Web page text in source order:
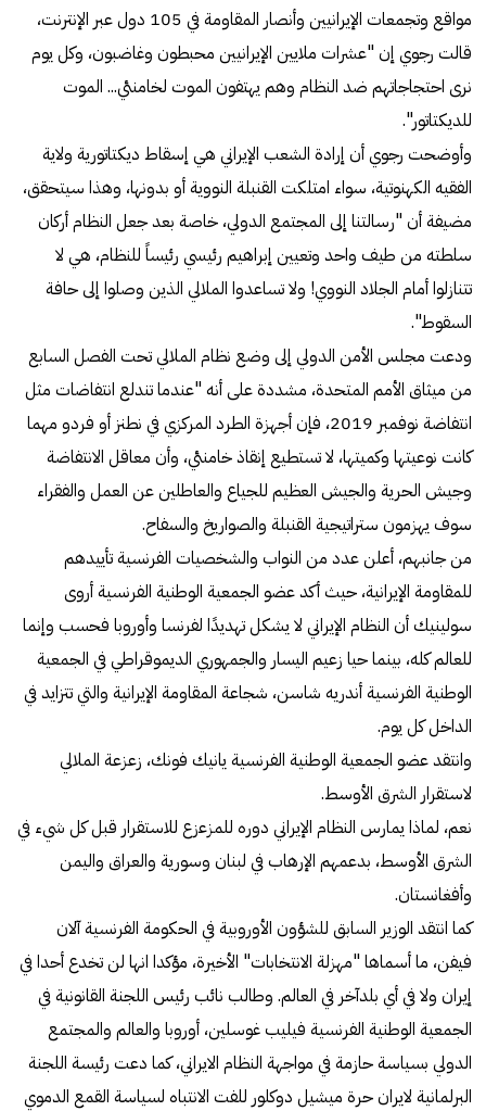
مواقع وتجمعات الإيرانيين وأنصار المقاومة في 105 دول عبر الإنترنت،
قالت رجوي إن "عشرات ملايين الإيرانيين محبطون وغاضبون، وكل يوم
نرى احتجاجاتهم ضد النظام وهم يهتفون الموت لخامنئي... الموت
للديكتاتور".
وأوضحت رجوي أن إرادة الشعب الإيراني هي إسقاط ديكتاتورية ولاية
الفقيه الكهنوتية، سواء امتلكت القنبلة النووية أو بدونها، وهذا سيتحقق،
مضيفة أن "رسالتنا إلى المجتمع الدولي، خاصة بعد جعل النظام أركان
سلطته من طيف واحد وتعيين إبراهيم رئيسي رئيساً للنظام، هي لا
تتنازلوا أمام الجلاد النووي! ولا تساعدوا الملالي الذين وصلوا إلى حافة
السقوط".
ودعت مجلس الأمن الدولي إلى وضع نظام الملالي تحت الفصل السابع
من ميثاق الأمم المتحدة، مشددة على أنه "عندما تندلع انتفاضات مثل
انتفاضة نوفمبر 2019، فإن أجهزة الطرد المركزي في نطنز أو فردو مهما
كانت نوعيتها وكميتها، لا تستطيع إنقاذ خامنئي، وأن معاقل الانتفاضة
وجيش الحرية والجيش العظيم للجياع والعاطلين عن العمل والفقراء
سوف يهزمون ستراتيجية القنبلة والصواريخ والسفاح.
من جانبهم، أعلن عدد من النواب والشخصيات الفرنسية تأييدهم
للمقاومة الإيرانية، حيث أكد عضو الجمعية الوطنية الفرنسية أروى
سولينيك أن النظام الإيراني لا يشكل تهديدًا لفرنسا وأوروبا فحسب وإنما
للعالم كله، بينما حيا زعيم اليسار والجمهوري الديموقراطي في الجمعية
الوطنية الفرنسية أندريه شاسن، شجاعة المقاومة الإيرانية والتي تتزايد في
الداخل كل يوم.
وانتقد عضو الجمعية الوطنية الفرنسية يانيك فونك، زعزعة الملالي
لاستقرار الشرق الأوسط.
نعم، لماذا يمارس النظام الإيراني دوره للمزعزع للاستقرار قبل كل شيء في
الشرق الأوسط، بدعمهم الإرهاب في لبنان وسورية والعراق واليمن
وأفغانستان.
كما انتقد الوزير السابق للشؤون الأوروبية في الحكومة الفرنسية آلان
فيفن، ما أسماها "مهزلة الانتخابات" الأخيرة، مؤكدا انها لن تخدع أحدا في
إيران ولا في أي بلدآخر في العالم. وطالب نائب رئيس اللجنة القانونية في
الجمعية الوطنية الفرنسية فيليب غوسلين، أوروبا والعالم والمجتمع
الدولي بسياسة حازمة في مواجهة النظام الايراني، كما دعت رئيسة اللجنة
البرلمانية لايران حرة ميشيل دوكلور للفت الانتباه لسياسة القمع الدموي